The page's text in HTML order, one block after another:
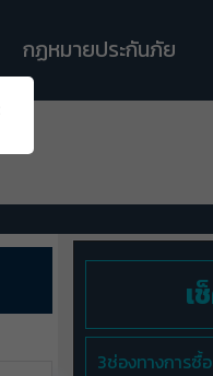
กฏหมายประกันภัย
เ
3ช่องทางการซื้